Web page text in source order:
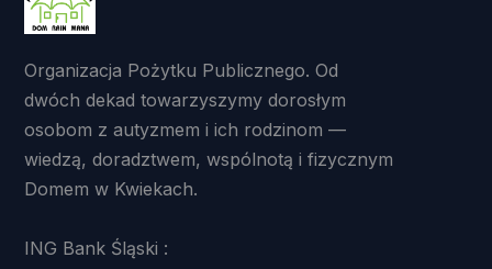
Organizacja Pożytku Publicznego. Od
dwóch dekad towarzyszymy dorosłym
osobom z autyzmem i ich rodzinom —
wiedzą, doradztwem, wspólnotą i fizycznym
Domem w Kwiekach.
ING Bank Śląski :